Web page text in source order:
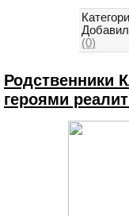
(0)
Родственники
героями